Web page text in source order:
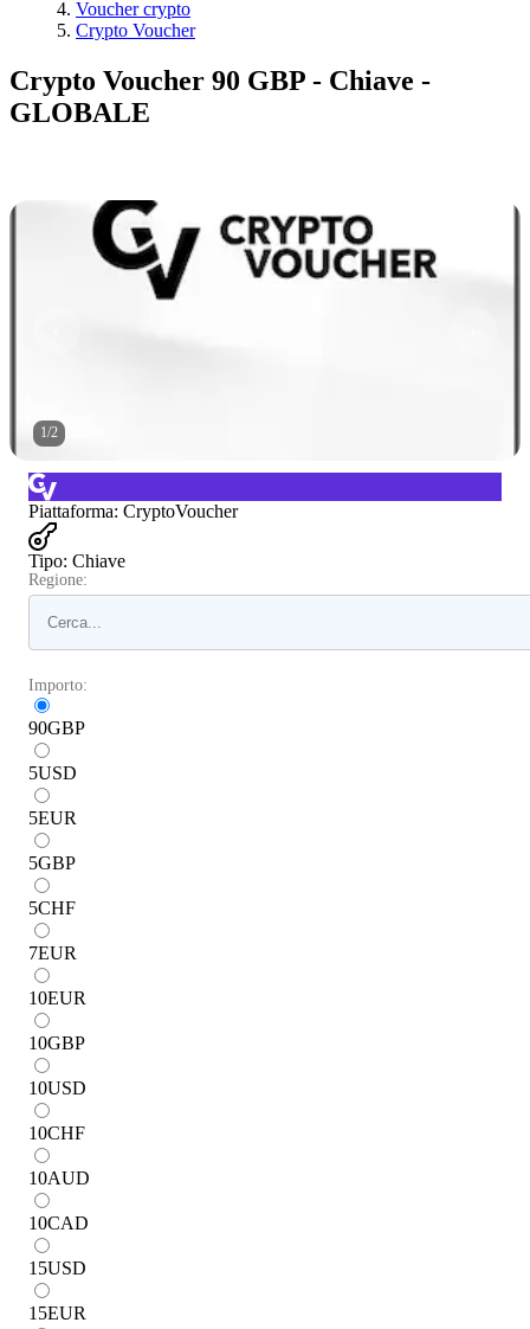
Voucher crypto
Crypto Voucher
Crypto Voucher 90 GBP - Chiave -
GLOBALE
1/2
Piattaforma: CryptoVoucher
Tipo: Chiave
Regione:
Importo:
90GBP
5USD
5EUR
5GBP
5CHF
7EUR
10EUR
10GBP
10USD
10CHF
10AUD
10CAD
15USD
15EUR